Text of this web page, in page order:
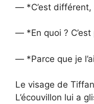
— *C’est différent,
— *En quoi ? C’est
— *Parce que je
Le visage de
L’écouvillon lui a